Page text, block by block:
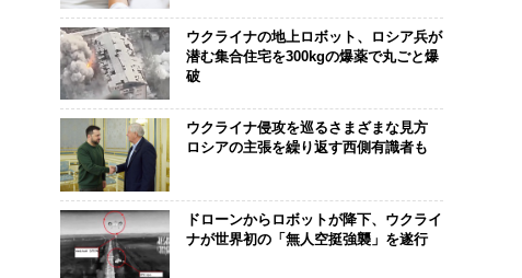
ウクライナの地上ロボット、ロシア兵が
潜む集合住宅を300kgの爆薬で丸ごと爆
破
ウクライナ侵攻を巡るさまざまな見方
ロシアの主張を繰り返す西側有識者も
ドローンからロボットが降下、ウクライ
ナが世界初の「無人空挺強襲」を遂行